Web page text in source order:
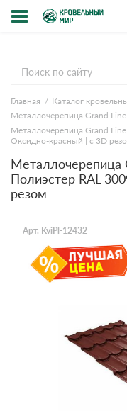
компании
и оплата
ответы
Главная Каталог
Металлочерепица Grand Line
Металлочерепица Grand
Оксидно-красный | c 3D
Металлочерепица
Полиэстер RAL
резом
Арт. KviPl-12432